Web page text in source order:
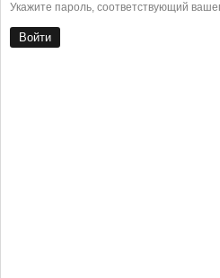
Укажите пароль, соответствующий